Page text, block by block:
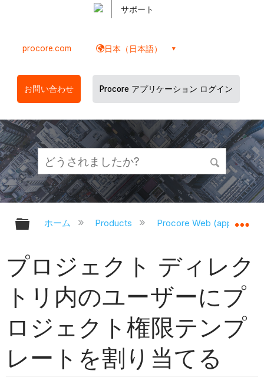
サポート
procore.com 日本（日本語）
お問い合わせ Procore アプリケーション ログイン
グローバル階層を展開/折りたたむ
ホーム Products Procore Web
プロジェクト ディレク
トリ内のユーザーにプ
ロジェクト権限テンプ
レートを割り当てる